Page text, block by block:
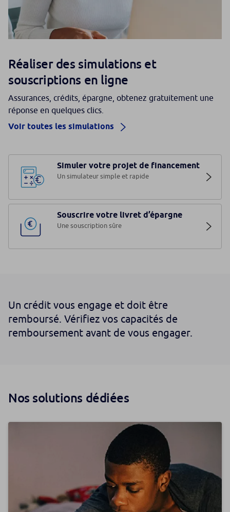
Réaliser des simulations et
souscriptions en ligne
Assurances, crédits, épargne, obtenez gratuitement une
réponse en quelques clics.
Voir toutes les simulations
Simuler votre projet de financement
Un simulateur simple et rapide
Souscrire votre livret d’épargne
Une souscription sûre
Un crédit vous engage et doit être
remboursé. Vérifiez vos capacités de
remboursement avant de vous engager.
Nos solutions dédiées